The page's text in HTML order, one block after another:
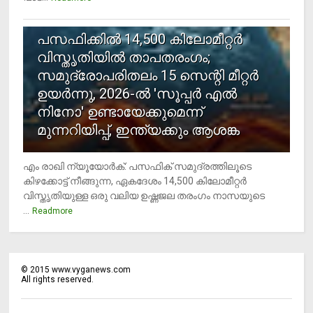
പസഫിക്കില്‍ 14,500 കിലോമീറ്റര്‍
വിസ്തൃതിയില്‍ താപതരംഗം;
സമുദ്രോപരിതലം 15 സെന്റി മീറ്റര്‍
ഉയര്‍ന്നു, 2026-ല്‍ 'സൂപ്പര്‍ എല്‍
നിനോ' ഉണ്ടായേക്കുമെന്ന്
മുന്നറിയിപ്പ്, ഇന്ത്യക്കും ആശങ്ക
എം രാഖി ന്യൂയോര്‍ക്: പസഫിക് സമുദ്രത്തിലൂടെ
കിഴക്കോട്ട് നീങ്ങുന്ന, ഏകദേശം 14,500 കിലോമീറ്റര്‍
വിസ്തൃതിയുള്ള ഒരു വലിയ ഉഷ്ണജല തരംഗം നാസയുടെ
Readmore
©2015 www.vyganews.com
All rights reserved.